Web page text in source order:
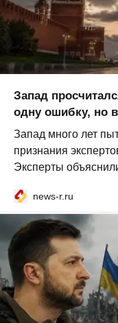
Запад
одну ошибку, но
Запад много лет
признания
Эксперты
news-r.ru